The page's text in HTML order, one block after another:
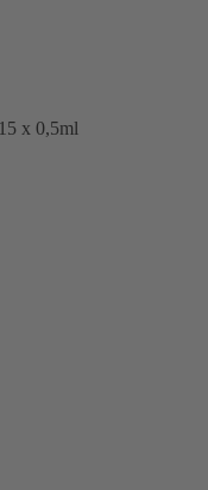
x 0,5ml